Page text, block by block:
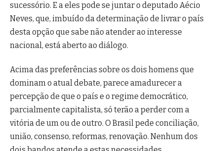
sucessório. E a eles pode se juntar o deputado Aécio
Neves, que, imbuído da determinação de livrar o país
desta opção que sabe não atender ao interesse
nacional, está aberto ao diálogo.
Acima das preferências sobre os dois homens que
dominam o atual debate, parece amadurecer a
percepção de que o país e o regime democrático,
parcialmente capitalista, só terão a perder com a
vitória de um ou de outro. O Brasil pede conciliação,
união, consenso, reformas, renovação. Nenhum dos